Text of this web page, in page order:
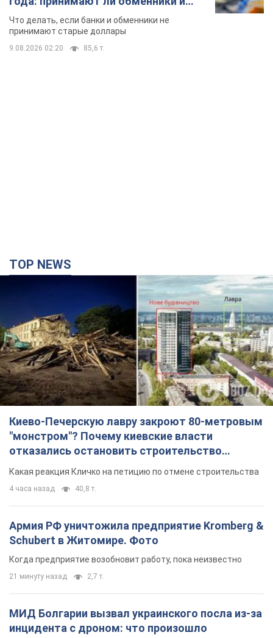
банки такие купюры
Что делать, если банки и обменники не
принимают старые доллары
9.08.2026 02:20 85,6 т.
TOP NEWS
Киево-Печерскую лавру закроют 80-метровым
"монстром"? Почему киевские власти
отказались остановить строительство
небоскреба "московского верующего"
Какая реакция Кличко на петицию по отмене строительства
4 часа назад 40,8 т.
Армия РФ уничтожила предприятие Kromberg &
Schubert в Житомире. Фото
Когда предприятие возобновит работу, пока неизвестно
21 минуту назад 2,7 т.
МИД Болгарии вызвал украинского посла из-за
инцидента с дроном: что произошло